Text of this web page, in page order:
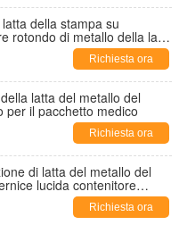
della stampa su
rotondo di metallo della latta
Richiesta ora
latta del metallo del
per il pacchetto medico
Richiesta ora
di latta del metallo del
lucida contenitore
Richiesta ora